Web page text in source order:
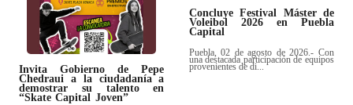
Invita Gobierno de Pepe
Chedraui a la ciudadanía a
demostrar su talento en
“Skate Capital Joven”
Concluye Festival Máster de
Voleibol 2026 en Puebla
Capital
Puebla, 02 de agosto de 2026.- Con
una destacada participación de equipos
provenientes de di...